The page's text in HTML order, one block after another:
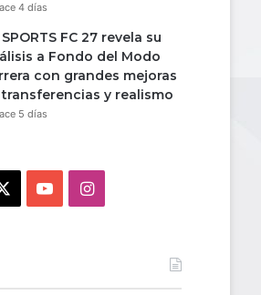
4 días
SPORTS FC 27 revela su
a Fondo del Modo
con grandes mejoras
transferencias y realismo
5 días
YouTubeInstagram